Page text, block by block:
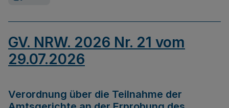
GV. NRW. 2026 Nr. 21 vom
29.07.2026
Verordnung über die Teilnahme der